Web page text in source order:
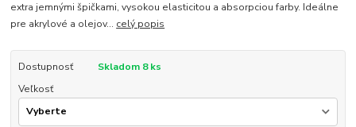
extra jemnými špičkami, vysokou elasticitou a absorpciou farby. Ideálne
pre akrylové a olejov... celý popis
Dostupnosť
Skladom 8 ks
Veľkosť